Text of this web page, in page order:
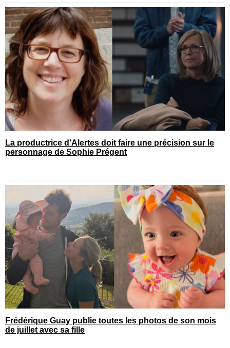
La productrice d’Alertes doit faire une précision sur le
personnage de Sophie Prégent
Frédérique Guay publie toutes les photos de son mois
de juillet avec sa fille